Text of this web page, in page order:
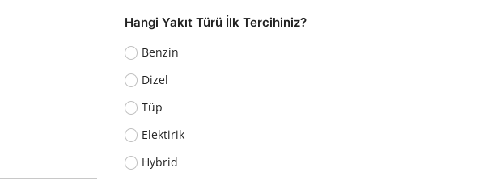
Hangi Yakıt Türü İlk Tercihiniz?
Benzin
Dizel
Tüp
Elektirik
Hybrid